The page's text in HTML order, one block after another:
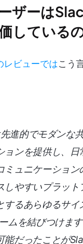
ザーは
している
レビューではこう
進的でモダンな
ョンを提供し、日
ミュニケーション
しやすいプラット
するあらゆるサイ
ムを結びつけま
能だったことが